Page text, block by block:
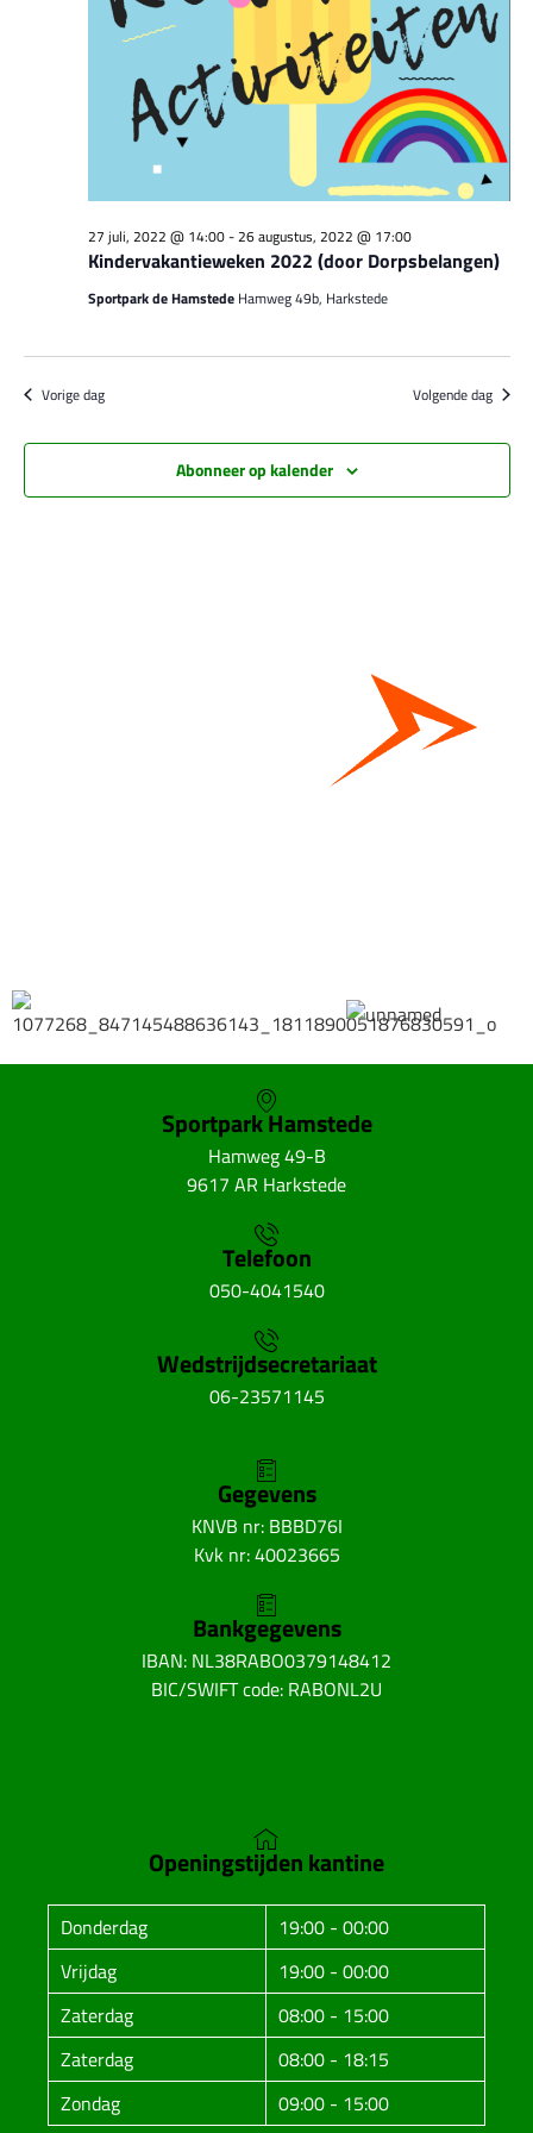
Kindervakantieweken 2022 (door Dorpsbelangen)
27 juli, 2022 @ 14:00-26 augustus, 2022 @ 17:00
Sportpark de Hamstede Hamweg 49b, Harkstede
Vorige dag Volgende dag
Abonneer op kalender
Sportpark Hamstede
Hamweg 49-B
9617 AR Harkstede
Telefoon
050-4041540
Wedstrijdsecretariaat
06-23571145
Gegevens
KNVB nr: BBBD76I
Kvk nr: 40023665
Bankgegevens
IBAN: NL38RABO0379148412
BIC/SWIFT code: RABONL2U
Openingstijden kantine
Donderdag
19:00 - 00:00
Vrijdag
19:00 - 00:00
Zaterdag
08:00 - 15:00
Zaterdag
08:00 - 18:15
Zondag
09:00 - 15:00